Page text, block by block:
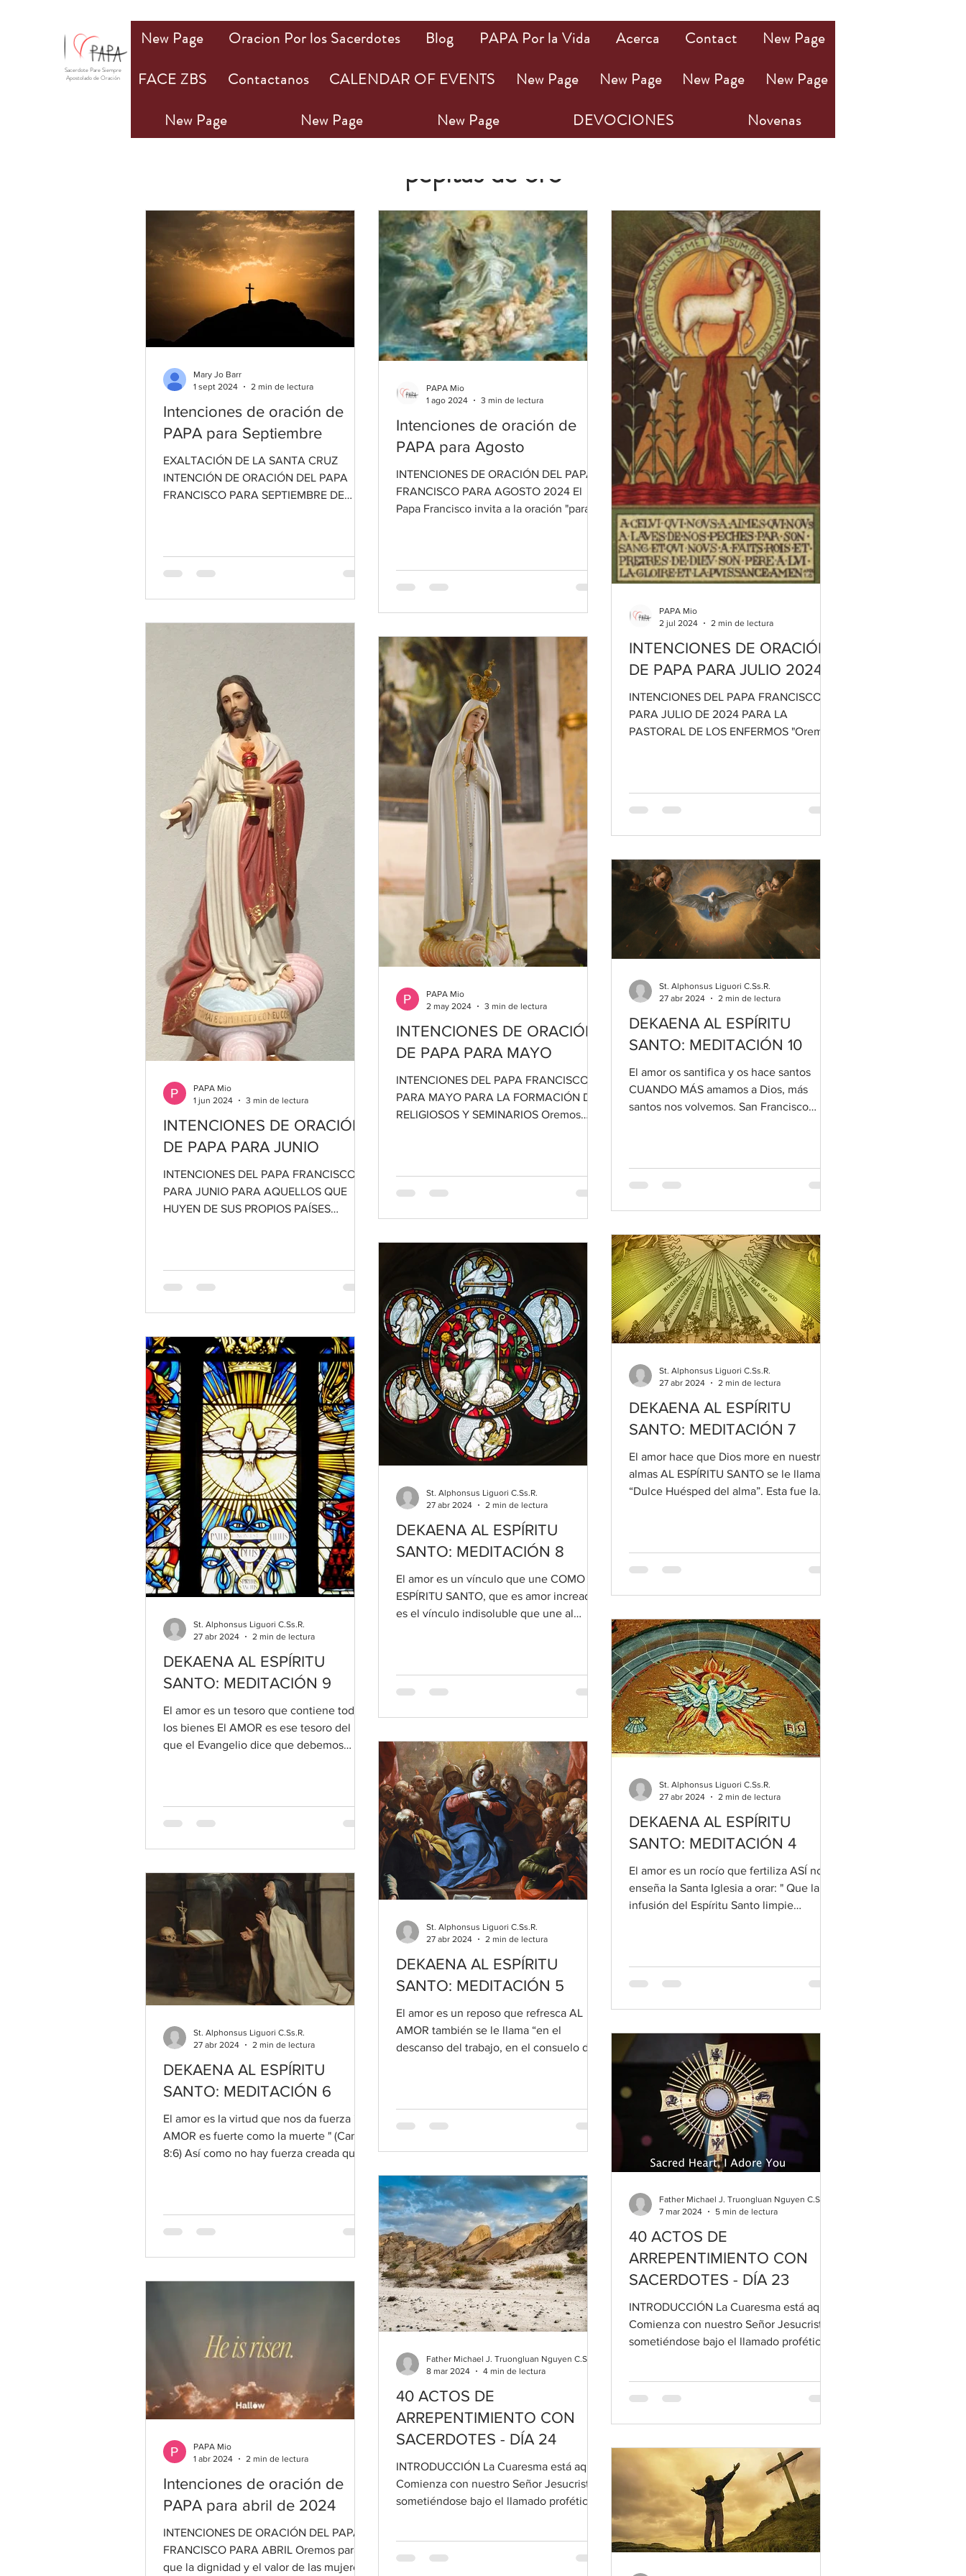
Por Sacerdotes de PAPA
pepitas de oro
Intenciones de oración de
PAPA para Septiembre
EXALTACIÓN DE LA SANTA CRUZ
INTENCIÓN DE ORACIÓN DEL PAPA
FRANCISCO PARA SEPTIEMBRE DE
Mary Jo Barr
1 sept 2024
2 min de lectura
Intenciones de oración de
PAPA para Agosto
INTENCIONES DE ORACIÓN DEL PAPA
FRANCISCO PARA AGOSTO 2024 El
Papa Francisco invita a la oración "para
PAPA Mio
1 ago 2024
3 min de lectura
INTENCIONES DE ORACIÓN
DE PAPA PARA JULIO 2024
INTENCIONES DEL PAPA FRANCISCO
PARA JULIO DE 2024 PARA LA
PASTORAL DE LOS ENFERMOS "Oremos
PAPA Mio
2 jul 2024
2 min de lectura
INTENCIONES DE ORACIÓN
DE PAPA PARA JUNIO
INTENCIONES DEL PAPA FRANCISCO
PARA JUNIO PARA AQUELLOS QUE
HUYEN DE SUS PROPIOS PAÍSES
PAPA Mio
1 jun 2024
3 min de lectura
INTENCIONES DE ORACIÓN
DE PAPA PARA MAYO
INTENCIONES DEL PAPA FRANCISCO
PARA MAYO PARA LA FORMACIÓN DE
RELIGIOSOS Y SEMINARIOS Oremos
PAPA Mio
2 may 2024
3 min de lectura
DEKAENA AL ESPÍRITU
SANTO: MEDITACIÓN 10
El amor os santifica y os hace santos
CUANDO MÁS amamos a Dios, más
santos nos volvemos. San Francisco
St. Alphonsus Liguori C.Ss.R.
27 abr 2024
2 min de lectura
DEKAENA AL ESPÍRITU
SANTO: MEDITACIÓN 9
El amor es un tesoro que contiene todos
los bienes El AMOR es ese tesoro del
que el Evangelio dice que debemos
St. Alphonsus Liguori C.Ss.R.
27 abr 2024
2 min de lectura
DEKAENA AL ESPÍRITU
SANTO: MEDITACIÓN 8
El amor es un vínculo que une COMO EL
ESPÍRITU SANTO, que es amor increado,
es el vínculo indisoluble que une al
St. Alphonsus Liguori C.Ss.R.
27 abr 2024
2 min de lectura
DEKAENA AL ESPÍRITU
SANTO: MEDITACIÓN 7
El amor hace que Dios more en nuestras
almas AL ESPÍRITU SANTO se le llama
“Dulce Huésped del alma”. Esta fue la
St. Alphonsus Liguori C.Ss.R.
27 abr 2024
2 min de lectura
DEKAENA AL ESPÍRITU
SANTO: MEDITACIÓN 6
El amor es la virtud que nos da fuerza " El
AMOR es fuerte como la muerte " (Cant.
8:6) Así como no hay fuerza creada que
St. Alphonsus Liguori C.Ss.R.
27 abr 2024
2 min de lectura
DEKAENA AL ESPÍRITU
SANTO: MEDITACIÓN 5
El amor es un reposo que refresca AL
AMOR también se le llama “en el
descanso del trabajo, en el consuelo del
St. Alphonsus Liguori C.Ss.R.
27 abr 2024
2 min de lectura
DEKAENA AL ESPÍRITU
SANTO: MEDITACIÓN 4
El amor es un rocío que fertiliza ASÍ nos
enseña la Santa Iglesia a orar: " Que la
infusión del Espíritu Santo limpie
St. Alphonsus Liguori C.Ss.R.
27 abr 2024
2 min de lectura
Intenciones de oración de
PAPA para abril de 2024
INTENCIONES DE ORACIÓN DEL PAPA
FRANCISCO PARA ABRIL Oremos para
que la dignidad y el valor de las mujeres
PAPA Mio
1 abr 2024
2 min de lectura
40 ACTOS DE
ARREPENTIMIENTO CON
SACERDOTES - DÍA 24
INTRODUCCIÓN La Cuaresma está aquí.
Comienza con nuestro Señor Jesucristo
sometiéndose bajo el llamado profético
Father Michael J. Truongluan Nguyen C.Ss. R
8 mar 2024
4 min de lectura
40 ACTOS DE
ARREPENTIMIENTO CON
SACERDOTES - DÍA 23
INTRODUCCIÓN La Cuaresma está aquí.
Comienza con nuestro Señor Jesucristo
sometiéndose bajo el llamado profético
Father Michael J. Truongluan Nguyen C.Ss.R.
7 mar 2024
5 min de lectura
New Page Oracion Por los Sacerdotes Blog PAPA Por la Vida Acerca Contact
New Page
FACE ZBS
Contactanos CALENDAR OF EVENTS New Page New Page New Page
New Page
New Page
New Page New Page DEVOCIONES Novenas
Sacerdote Pare Siempre
Apostolado de Oración